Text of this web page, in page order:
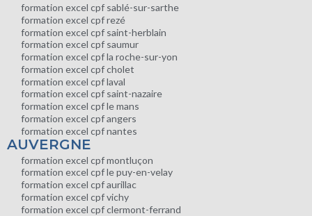
formation excel cpf sablé-sur-sarthe
formation excel cpf rezé
formation excel cpf saint-herblain
formation excel cpf saumur
formation excel cpf la roche-sur-yon
formation excel cpf cholet
formation excel cpf laval
formation excel cpf saint-nazaire
formation excel cpf le mans
formation excel cpf angers
formation excel cpf nantes
AUVERGNE
formation excel cpf montluçon
formation excel cpf le puy-en-velay
formation excel cpf aurillac
formation excel cpf vichy
formation excel cpf clermont-ferrand